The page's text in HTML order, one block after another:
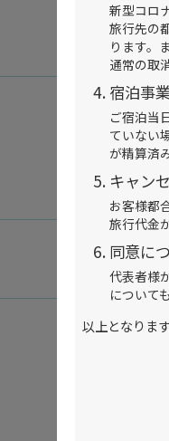
新型コロ
旅行先の
ります。
通常の取
宿泊事
ご宿泊当
ていない
が精算済
キャン
お客様都
旅行代金
同意に
代表者様
について
以上となりま
全国
2023
※7月1
設定
旅行代
交通
上記